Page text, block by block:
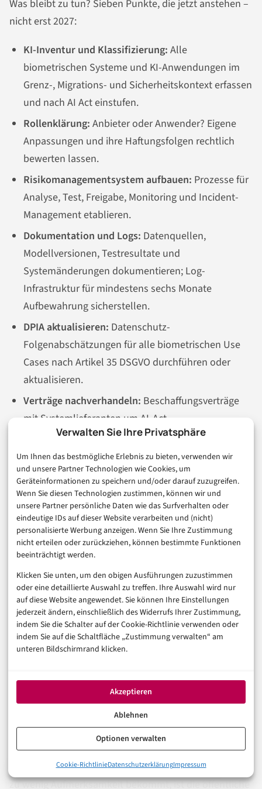
Verwalten Sie Ihre Privatsphäre
Um Ihnen das bestmögliche Erlebnis zu bieten, verwenden wir
und unsere Partner Technologien wie Cookies, um
Geräteinformationen zu speichern und/oder darauf zuzugreifen.
Wenn Sie diesen Technologien zustimmen, können wir und
unsere Partner persönliche Daten wie das Surfverhalten oder
eindeutige IDs auf dieser Website verarbeiten und (nicht)
personalisierte Werbung anzeigen. Wenn Sie Ihre Zustimmung
nicht erteilen oder zurückziehen, können bestimmte Funktionen
beeinträchtigt werden.
Klicken Sie unten, um den obigen Ausführungen zuzustimmen
oder eine detaillierte Auswahl zu treffen. Ihre Auswahl wird nur
auf diese Website angewendet. Sie können Ihre Einstellungen
jederzeit ändern, einschließlich des Widerrufs Ihrer Zustimmung,
indem Sie die Schalter auf der Cookie-Richtlinie verwenden oder
indem Sie auf die Schaltfläche „Zustimmung verwalten“ am
unteren Bildschirmrand klicken.
Akzeptieren
Ablehnen
Optionen verwalten
Cookie-RichtlinieDatenschutzerklärungImpressum
Was bleibt zu tun? Sieben Punkte, die jetzt anstehen –
nicht erst 2027:
KI-Inventur und Klassifizierung: Alle
biometrischen Systeme und KI-Anwendungen im
Grenz-, Migrations- und Sicherheitskontext erfassen
und nach AI Act einstufen.
Rollenklärung: Anbieter oder Anwender? Eigene
Anpassungen und ihre Haftungsfolgen rechtlich
bewerten lassen.
Risikomanagementsystem aufbauen: Prozesse für
Analyse, Test, Freigabe, Monitoring und Incident-
Management etablieren.
Dokumentation und Logs: Datenquellen,
Modellversionen, Testresultate und
Systemänderungen dokumentieren; Log-
Infrastruktur für mindestens sechs Monate
Aufbewahrung sicherstellen.
DPIA aktualisieren: Datenschutz-
Folgenabschätzungen für alle biometrischen Use
Cases nach Artikel 35 DSGVO durchführen oder
aktualisieren.
Verträge nachverhandeln: Beschaffungsverträge
mit Systemlieferanten um AI-Act-
Konformitätsnachweise, Audit-Rechte, Log-Zugang
und Incident-Meldepflichten erweitern.
Schulungen einplanen:KI-Kompetenzen für
operatives Personal und Compliance-Teams
aufbauen – nicht als Einmalveranstaltung, sondern
als laufendes Programm.
Die rechtliche Einordnung der neuen Fristen und ihre
Biometrie und Grenzmanagement erklärt SBS Legal in
einer detaillierten Analyse.Wer mit der Inventur
beginnt, braucht dort klare Antworten auf die Frage,
welche Systeme tatsächlich unter Anhang III fallen.
Beschaffung neu denken: KI-
Act-Konformität als
Vergabekriterium
Ein struktureller Hebel, der in der bisherigen Debatte
zu wenig Aufmerksamkeit bekommt, ist die öffentliche
Hochrisiko-Klassifizierung: Was genau darunter fällt